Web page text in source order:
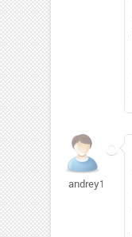
andrey1578847